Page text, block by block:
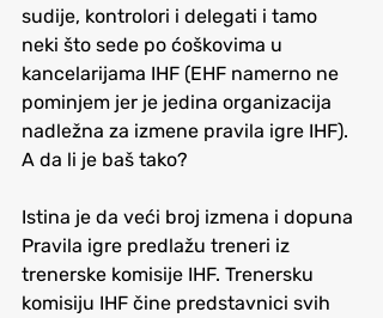
sudije, kontrolori i delegati i tamo
neki što sede po ćoškovima u
kancelarijama IHF (EHF namerno ne
pominjem jer je jedina organizacija
nadležna za izmene pravila igre IHF).
A da li je baš tako?
Istina je da veći broj izmena i dopuna
Pravila igre predlažu treneri iz
trenerske komisije IHF. Trenersku
komisiju IHF čine predstavnici svih